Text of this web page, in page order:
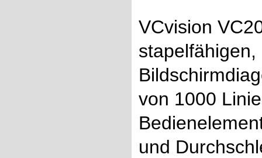
VCvision
von 1000
und